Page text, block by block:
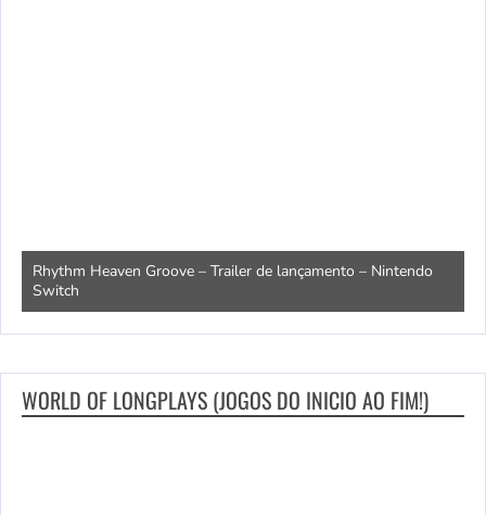
Rhythm Heaven Groove – Trailer de lançamento – Nintendo
Switch
WORLD OF LONGPLAYS (JOGOS DO INICIO AO FIM!)